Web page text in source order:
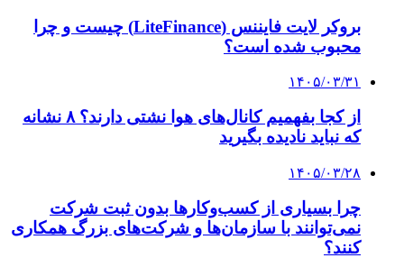
بروکر لایت فایننس (LiteFinance) چیست و چرا
محبوب شده است؟
۱۴۰۵/۰۳/۳۱
از کجا بفهمیم کانال‌های هوا نشتی دارند؟ ۸ نشانه
که نباید نادیده بگیرید
۱۴۰۵/۰۳/۲۸
چرا بسیاری از کسب‌وکارها بدون ثبت شرکت
نمی‌توانند با سازمان‌ها و شرکت‌های بزرگ همکاری
کنند؟